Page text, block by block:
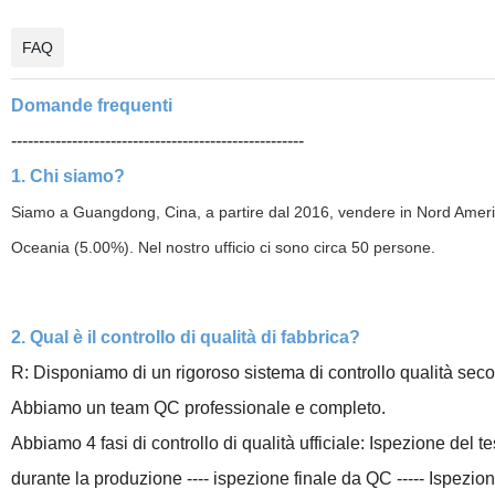
FAQ
Domande frequenti
-----------------------------------------------------
1. Chi siamo?
Siamo a Guangdong, Cina, a partire dal 2016, vendere in Nord
Oceania (5.00%). Nel nostro ufficio ci sono circa 50 persone.
2. Qual è il controllo di qualità di fabbrica?
R: Disponiamo di un rigoroso sistema di controllo qualità
Abbiamo un team QC professionale e completo.
Abbiamo 4 fasi di controllo di qualità ufficiale: Ispezione del
durante la produzione ---- ispezione finale da QC -----